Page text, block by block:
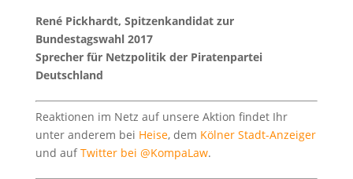
René Pickhardt, Spitzenkandidat zur
Bundestagswahl 2017
Sprecher für Netzpolitik der Piratenpartei
Deutschland
Reaktionen im Netz auf unsere Aktion findet Ihr
unter anderem bei Heise, dem Kölner Stadt-Anzeiger
und aufTwitter bei @KompaLaw.